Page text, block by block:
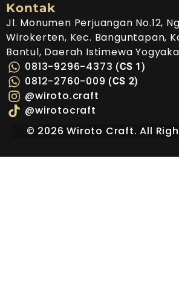
Kontak
Jl. Monumen Perjuangan No.12,
Wirokerten, Kec. Banguntapan,
Bantul, Daerah Istimewa
0813-9296-4373 (CS 1)
0812-2760-009 (CS 2)
@wiroto.craft
@wirotocraft
© 2026 Wiroto Craft. All